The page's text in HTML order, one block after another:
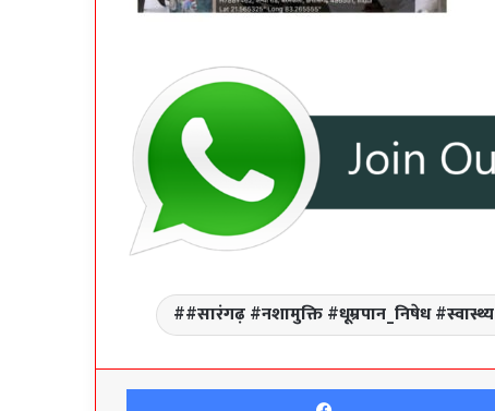
#सारंगढ़ #नशामुक्ति #धूम्रपान_निषेध